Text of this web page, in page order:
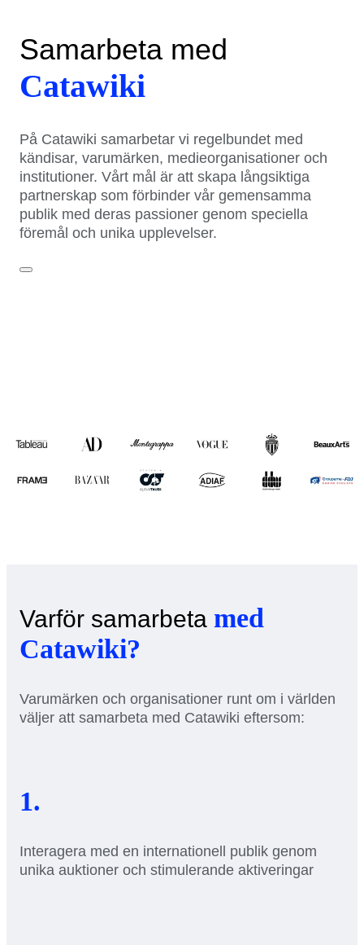
Samarbeta med
Catawiki
På Catawiki samarbetar vi regelbundet med
kändisar, varumärken, medieorganisationer och
institutioner. Vårt mål är att skapa långsiktiga
partnerskap som förbinder vår gemensamma
publik med deras passioner genom speciella
föremål och unika upplevelser.
Varför samarbeta med
Catawiki?
Varumärken och organisationer runt om i världen
väljer att samarbeta med Catawiki eftersom:
1.
Interagera med en internationell publik genom
unika auktioner och stimulerande aktiveringar